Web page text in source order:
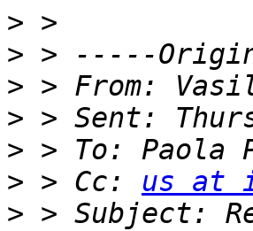
>
>
> > From:
>
>
> > Cc: us at
> > Subject: